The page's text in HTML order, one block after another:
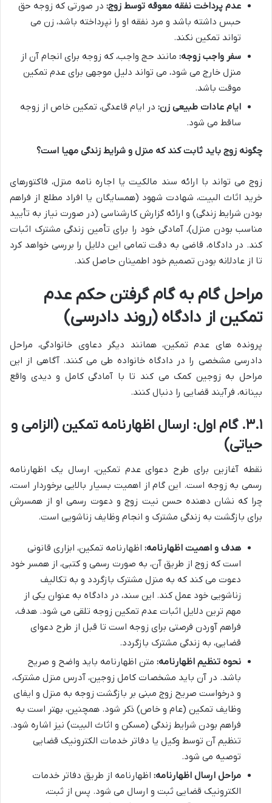
عدم پرداخت نفقه معوقه توسط زوج: در صورتی که زوجه حق
حبس داشته باشد و مرد نفقه او را نپرداخته باشد، زن می
تواند تمکین نکند.
سفر واجب زوجه: مانند حج واجب، که زوجه برای انجام آن از
منزل خارج می شود، می تواند دلیل موجهی برای عدم تمکین
موقت باشد.
ایام عادات طبیعی زن: در ایام قاعدگی، تمکین خاص از زوجه
ساقط می شود.
چگونه زوج باید ثابت کند که منزل و شرایط زندگی مهیا است؟
زوج می تواند با ارائه سند مالکیت یا اجاره نامه منزل، فاکتورهای
خرید اثاث البیت، شهادت شهود (همسایگان یا افراد مطلع از فراهم
بودن شرایط زندگی) و ارائه گزارش کارشناسی (در صورت نیاز به تأیید
مناسب بودن منزل)، آمادگی خود را برای تأمین زندگی مشترک اثبات
کند. در دادگاه، قاضی به دقت تمامی این دلایل را بررسی خواهد کرد
تا از عادلانه بودن تصمیم خود اطمینان حاصل کند.
مراحل گام به گام گرفتن حکم عدم
تمکین از دادگاه (روند دادرسی)
پرونده های عدم تمکین، همانند دیگر دعاوی خانوادگی، مراحل
دادرسی مشخصی را در دادگاه خانواده طی می کنند. آگاهی از این
مراحل به زوجین کمک می کند تا با آمادگی کامل و دیدی واقع
بینانه، فرآیند قضایی را دنبال کنند.
۳.۱. گام اول: ارسال اظهارنامه تمکین (الزامی و
حیاتی)
نقطه آغازین برای طرح دعوای عدم تمکین، ارسال یک اظهارنامه
رسمی به زوجه است. این گام از اهمیت بسیار بالایی برخوردار است،
چرا که نشان دهنده حسن نیت زوج و دعوت رسمی او از همسرش
برای بازگشت به زندگی مشترک و انجام وظایف زناشویی است.
هدف و اهمیت اظهارنامه: اظهارنامه تمکین، ابزاری قانونی
است که زوج از طریق آن، به صورت رسمی و کتبی، از همسر خود
دعوت می کند که به منزل مشترک بازگردد و به تکالیف
زناشویی خود عمل کند. این سند، در دادگاه به عنوان یکی از
مهم ترین دلایل اثبات عدم تمکین زوجه تلقی می شود. هدف،
فراهم آوردن فرصتی برای زوجه است تا قبل از طرح دعوای
قضایی، به زندگی مشترک بازگردد.
نحوه تنظیم اظهارنامه: متن اظهارنامه باید واضح و صریح
باشد. در آن باید مشخصات کامل زوجین، آدرس منزل مشترک،
و درخواست صریح زوج مبنی بر بازگشت زوجه به منزل و ایفای
وظایف تمکین (عام و خاص) ذکر شود. همچنین، بهتر است به
فراهم بودن شرایط زندگی (مسکن و اثاث البیت) نیز اشاره شود.
تنظیم آن توسط وکیل یا دفاتر خدمات الکترونیک قضایی
توصیه می شود.
مراحل ارسال اظهارنامه: اظهارنامه از طریق دفاتر خدمات
الکترونیک قضایی ثبت و ارسال می شود. پس از ثبت،